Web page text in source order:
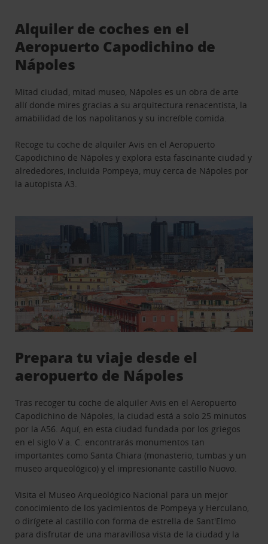
Alquiler de coches en el
Aeropuerto Capodichino de
Nápoles
Mitad ciudad, mitad museo, Nápoles es un obra de arte
allí donde mires gracias a su arquitectura renacentista, la
amabilidad de los napolitanos y su increíble comida.
Recoge tu coche de alquiler Avis en el Aeropuerto
Capodichino de Nápoles y explora esta fascinante ciudad y
alrededores, incluida Pompeya, muy cerca de Nápoles por
la autopista A3.
Prepara tu viaje desde el
aeropuerto de Nápoles
Tras recoger tu coche de alquiler Avis en el Aeropuerto
Capodichino de Nápoles, la ciudad está a solo 25 minutos
por la A56. Aquí, en esta ciudad fundada por los griegos
en el siglo V a. C. encontrarás monumentos tan
importantes como Santa Chiara (monasterio, tumbas y un
museo arqueológico) y el impresionante castillo Nuovo.
Visita el Museo Arqueológico Nacional para un mejor
conocimiento de los yacimientos de Pompeya y Herculano,
o dirígete al castillo con forma de estrella de Sant'Elmo
para disfrutar de una maravillosa vista de la ciudad y la